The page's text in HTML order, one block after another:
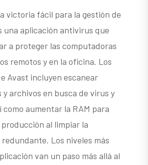
victoria fácil para la gestión de
una aplicación antivirus que
a proteger las computadoras
remotos y en la oficina. Los
Avast incluyen escanear
y archivos en busca de virus y
como aumentar la RAM para
al limpiar la
Los niveles más
van un paso más allá al